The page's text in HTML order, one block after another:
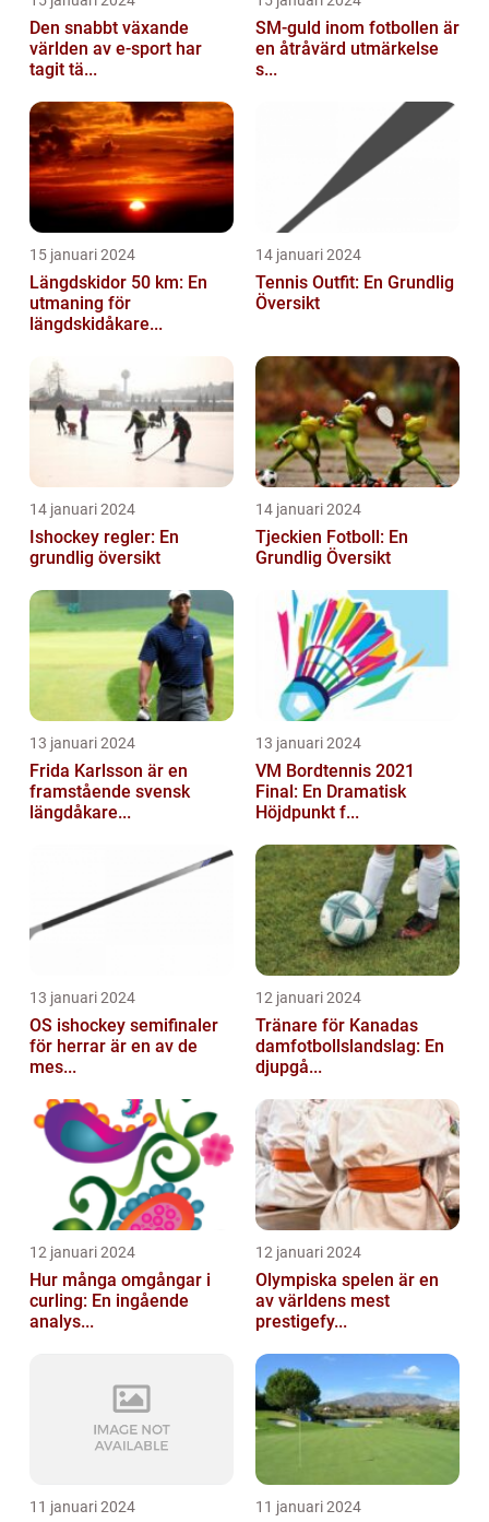
Den snabbt växande
världen av e-sport har
tagit tä...
SM-guld inom fotbollen är
en åtråvärd utmärkelse
s...
15 januari 2024
Längdskidor 50 km: En
utmaning för
längdskidåkare...
14 januari 2024
Tennis Outfit: En Grundlig
Översikt
14 januari 2024
Ishockey regler: En
grundlig översikt
14 januari 2024
Tjeckien Fotboll: En
Grundlig Översikt
13 januari 2024
Frida Karlsson är en
framstående svensk
längdåkare...
13 januari 2024
VM Bordtennis 2021
Final: En Dramatisk
Höjdpunkt f...
13 januari 2024
OS ishockey semifinaler
för herrar är en av de
mes...
12 januari 2024
Tränare för Kanadas
damfotbollslandslag: En
djupgå...
12 januari 2024
Hur många omgångar i
curling: En ingående
analys...
12 januari 2024
Olympiska spelen är en
av världens mest
prestigefy...
11 januari 2024 11 januari 2024